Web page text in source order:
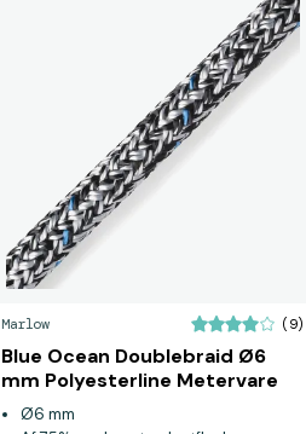
Marlow (9)
Blue Ocean Doublebraid Ø6
mm Polyesterline Metervare
Sort
Ø6 mm